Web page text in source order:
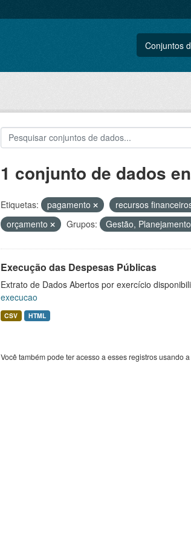
Conjuntos
1 conjunto de dados
Etiquetas: pagamento recursos
orçamento
Grupos: Gestão,
Execução das Despesas Públicas
Extrato de Dados Abertos por exercício
execucao
CSV HTML
Você também pode ter acesso a esses registros usando a